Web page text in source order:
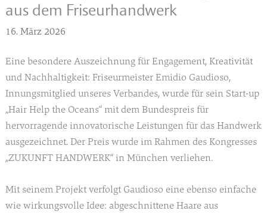
aus dem Friseurhandwerk
16. März 2026
Eine besondere Auszeichnung für Engagement, Kreativität
und Nachhaltigkeit: Friseurmeister Emidio Gaudioso,
Innungsmitglied unseres Verbandes, wurde für sein Start-up
„Hair Help the Oceans“ mit dem Bundespreis für
hervorragende innovatorische Leistungen für das Handwerk
ausgezeichnet. Der Preis wurde im Rahmen des Kongresses
„ZUKUNFT HANDWERK“ in München verliehen.
Mit seinem Projekt verfolgt Gaudioso eine ebenso einfache
wie wirkungsvolle Idee: abgeschnittene Haare aus